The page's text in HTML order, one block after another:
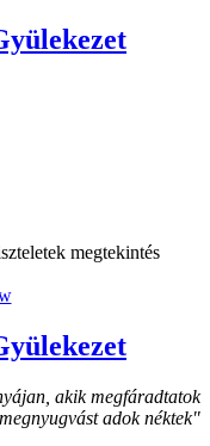
megtekintés
akik megfáradtatok
adok néktek"